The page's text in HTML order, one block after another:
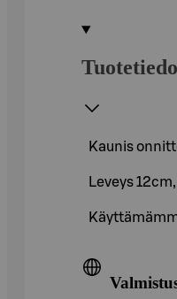
Kaunis
Leveys